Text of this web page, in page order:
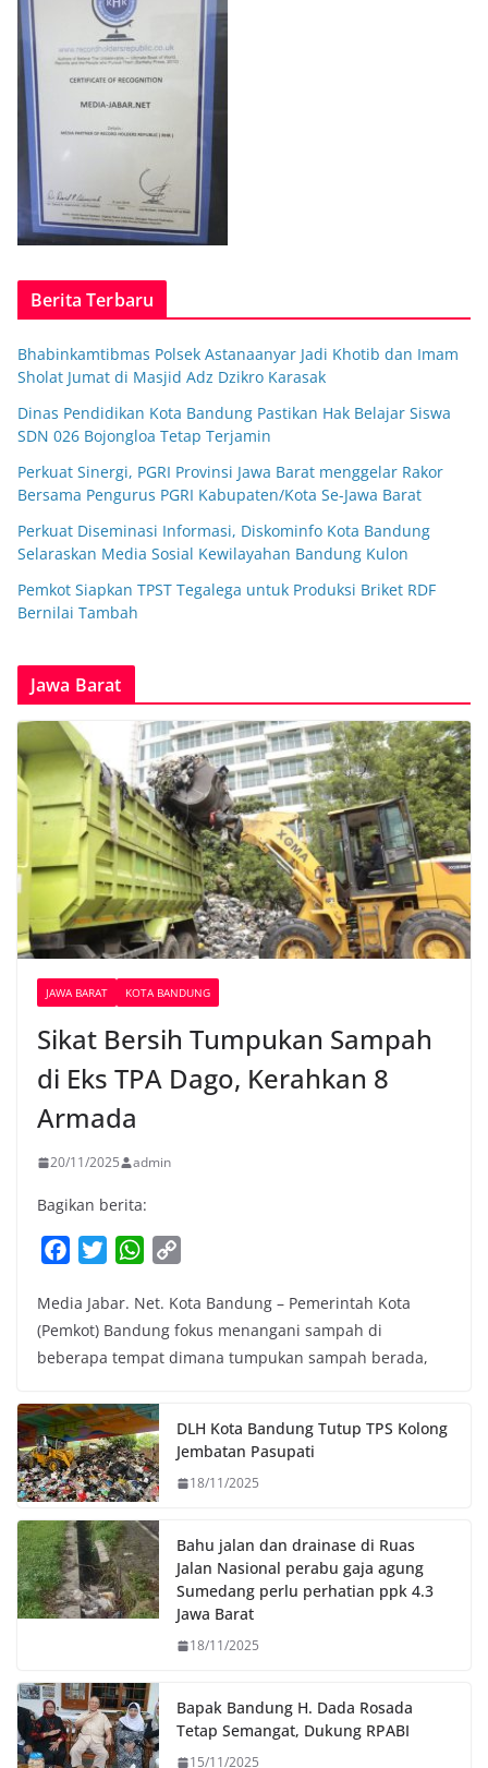
Berita Terbaru
Bhabinkamtibmas Polsek Astanaanyar Jadi Khotib dan Imam
Sholat Jumat di Masjid Adz Dzikro Karasak
Dinas Pendidikan Kota Bandung Pastikan Hak Belajar Siswa
SDN 026 Bojongloa Tetap Terjamin
Perkuat Sinergi, PGRI Provinsi Jawa Barat menggelar Rakor
Bersama Pengurus PGRI Kabupaten/Kota Se-Jawa Barat
Perkuat Diseminasi Informasi, Diskominfo Kota Bandung
Selaraskan Media Sosial Kewilayahan Bandung Kulon
Pemkot Siapkan TPST Tegalega untuk Produksi Briket RDF
Bernilai Tambah
Jawa Barat
JAWA BARAT KOTA BANDUNG
Sikat Bersih Tumpukan Sampah
di Eks TPA Dago, Kerahkan 8
Armada
20/11/2025 admin
Bagikan berita:
c
e
b
o
k
i
t
t
r
W
a
t
s
p
p
p
y
L
n
k
Media Jabar. Net. Kota Bandung – Pemerintah Kota
(Pemkot) Bandung fokus menangani sampah di
beberapa tempat dimana tumpukan sampah berada,
DLH Kota Bandung Tutup TPS Kolong
Jembatan Pasupati
18/11/2025
Bahu jalan dan drainase di Ruas
Jalan Nasional perabu gaja agung
Sumedang perlu perhatian ppk 4.3
Jawa Barat
18/11/2025
Bapak Bandung H. Dada Rosada
Tetap Semangat, Dukung RPABI
15/11/2025